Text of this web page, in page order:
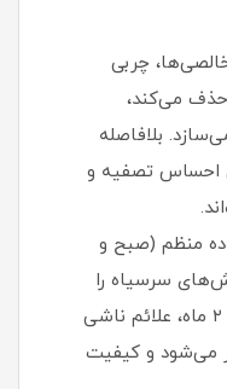
چربی
حذف می‌کند،
بلافاصله
از کاربران احساس تصفیه و
منظم (صبح و
تا ۳۷٪ و جوش‌های سرسیاه را
تا ۳۵٪ کاهش می‌دهد. پس از ۲ ماه، علائم ناشی
می‌شود و کیفیت